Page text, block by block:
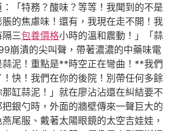
「特務？酸味？等等！我聞到的不是
的焦慮味！還有，我現在走不開！我
三包養價格小時的溫和震動！」「蒜
崩潰的尖叫聲，帶著濃濃的中藥味電
泥！重點是**時空正在彎曲！**我們
快！我們在你的後院！別帶任何多餘
缸蒜泥！」就在廖沾沾還在糾結要不
銀勺時，外面的牆壁傳來一聲巨大的
尾服、戴著太陽眼鏡的太空吉娃娃，